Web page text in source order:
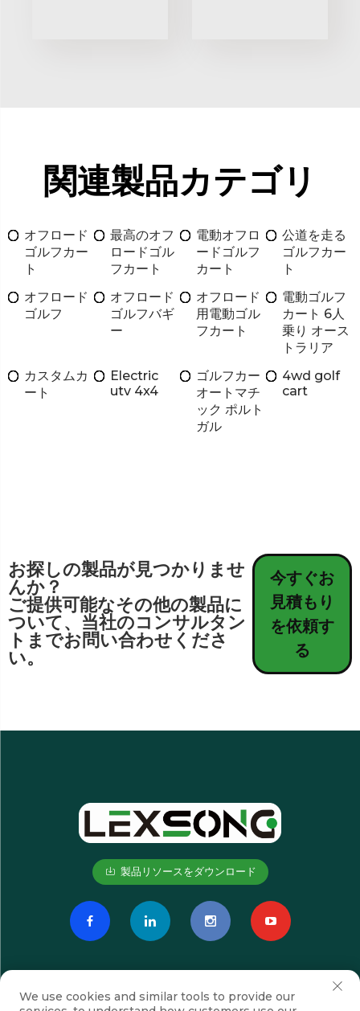
関連製品カテゴリ
オフロード
ゴルフカー
ト
最高のオフ
ロードゴル
フカート
電動オフロ
ードゴルフ
カート
公道を走る
ゴルフカー
ト
オフロード
ゴルフ
オフロード
ゴルフバギ
ー
オフロード
用電動ゴル
フカート
電動ゴルフ
カート 6人
乗り オース
トラリア
カスタムカ
ート
Electric
utv 4x4
ゴルフカー
オートマチ
ック ポルト
ガル
4wd golf
cart
お探しの製品が見つかりませ
んか？
ご提供可能なその他の製品に
ついて、当社のコンサルタン
トまでお問い合わせくださ
い。
今すぐお
見積もり
を依頼す
る
製品リソースをダウンロード
We use cookies and similar tools to provide our